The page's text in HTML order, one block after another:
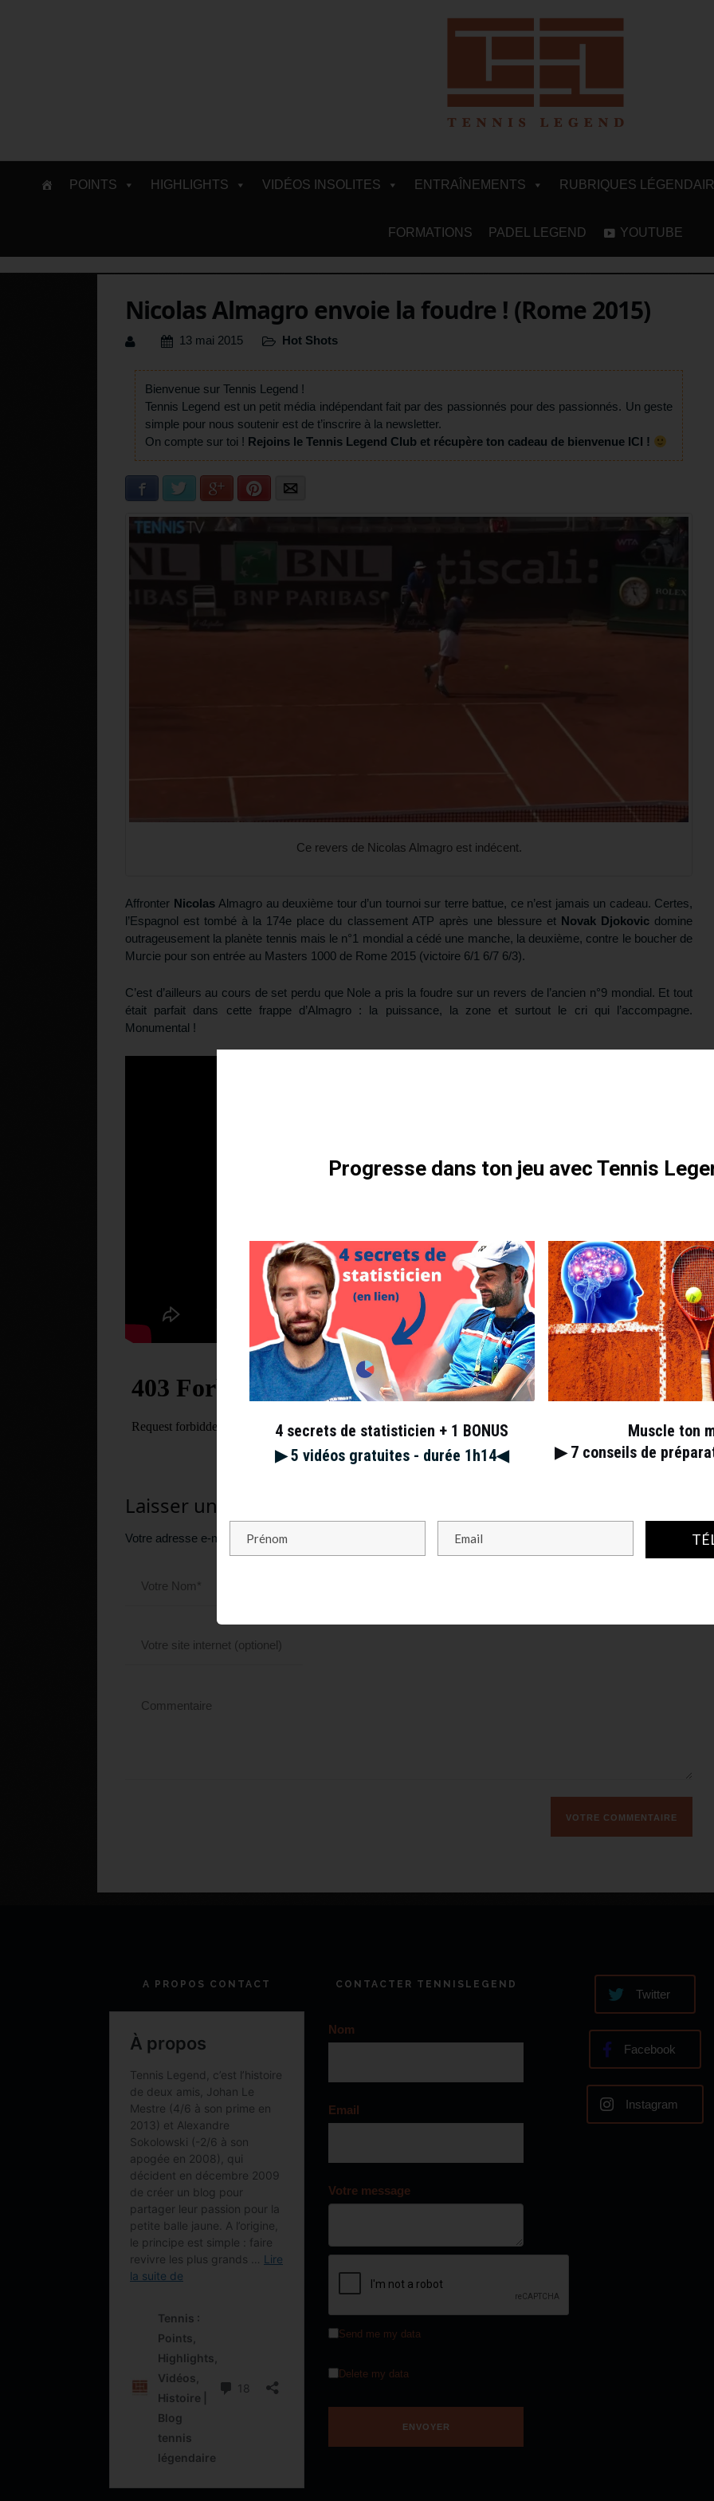
POINTS HIGHLIGHTS VIDÉOS INSOLITES ENTRAÎNEMENTS RUBRIQUES
FORMATIONS PADEL LEGEND YOUTUBE
Nicolas Almagro envoie la foudre ! (Rome 2015)
13 mai 2015 Hot Shots
Bienvenue sur Tennis Legend !
Tennis Legend est un petit média indépendant fait par des passionnés pour des passionnés. Un geste
simple pour nous soutenir est de t’inscrire à la newsletter.
On compte sur toi ! Rejoins le Tennis Legend Club et récupère ton cadeau de bienvenue ICI !
Facebook Twitter Google+ Pinterest
Ce revers de Nicolas Almagro est indécent.
Affronter Nicolas Almagro au deuxième tour d’un tournoi sur terre battue, ce n’est jamais un cadeau. Certes,
l’Espagnol est tombé à la 174e place du classement ATP après une blessure et Novak Djokovicdomine
outrageusement la planète tennis mais le n°1 mondial a cédé une manche, la deuxième, contre le boucher de
Murcie pour son entrée au Masters 1000 de Rome 2015 (victoire 6/1 6/7 6/3).
C’est d’ailleurs au cours de set perdu que Nole a pris la foudre sur un revers de l’ancien n°9 mondial. Et tout
était parfait dans cette frappe d’Almagro : la puissance, la zone et surtout le cri qui l’accompagne.
Monumental !
Laisser un commentaire
Votre adresse e-mail ne sera pas publiée. Les champs obligatoires sont indiqués avec
A PROPOS CONTACT CONTACTER TENNISLEGEND
Nom
Email
Votre message
Send me my data
Delete my data
Twitter
Facebook
Instagram
Progresse dans ton jeu avec Tennis
4 secrets de statisticien + 1 BONUS
▶︎ 5 vidéos gratuites - durée 1h14◀︎
Muscle ton
▶︎ 7 conseils de